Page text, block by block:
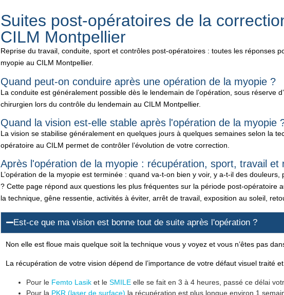
Suites post-opératoires de la
CILM Montpellier
Reprise du travail, conduite, sport et contrôles post-opératoires : toutes les réponses
myopie au CILM Montpellier.
Quand peut-on conduire après une opération de la myopie ?
La conduite est généralement possible dès le lendemain de l’opération, sous réserve
chirurgien lors du contrôle du lendemain au CILM Montpellier.
Quand la vision est-elle stable après l'opération de la myopie
La vision se stabilise généralement en quelques jours à quelques semaines selon la
opératoire au CILM permet de contrôler l’évolution de votre correction.
Après l'opération de la myopie : récupération, sport, travail et
L’opération de la myopie est terminée : quand va-t-on bien y voir, y a-t-il des
? Cette page répond aux questions les plus fréquentes sur la période post-opératoire
la technique, gêne ressentie, activités à éviter, arrêt de travail, exposition au soleil,
Est-ce que ma vision est bonne tout de suite après l'opération ?
Non elle est floue mais quelque soit la technique vous y voyez et vous n’êtes pas
La récupération de votre vision dépend de l’importance de votre défaut visuel traité
Pour le Femto Lasiket leSMILE elle se fait en 3 à 4 heures, passé ce délai
Pour la PKR (laser de surface) la récupération est plus longue environ 1